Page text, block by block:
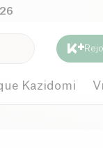
Kazidomi